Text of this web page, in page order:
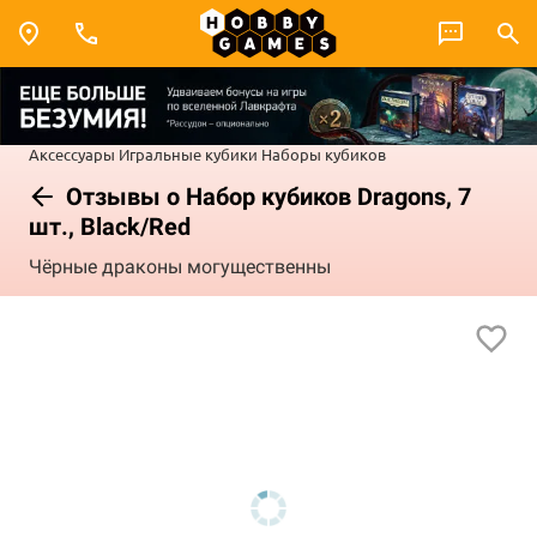
Аксессуары Игральные кубики Наборы кубиков
Отзывы о Набор кубиков Dragons, 7
шт., Black/Red
Чёрные драконы могущественны